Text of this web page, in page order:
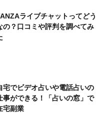
ライブチャットってどう
の？口コミや評判を調べてみ
宅でビデオ占いや電話占いの
事ができる！「占いの窓」で
宅副業